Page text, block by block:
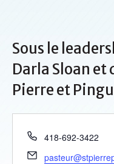
Sous le
Darla Sloan et
Pierre et
Téléphone
418-692-3422
Email